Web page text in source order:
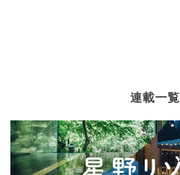
連載一覧